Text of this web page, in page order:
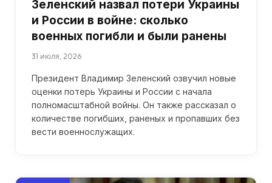
Зеленский назвал потери Украины
и России в войне: сколько
военных погибли и были ранены
31 июля, 2026
Президент Владимир Зеленский озвучил новые
оценки потерь Украины и России с начала
полномасштабной войны. Он также рассказал о
количестве погибших, раненых и пропавших без
вести военнослужащих.